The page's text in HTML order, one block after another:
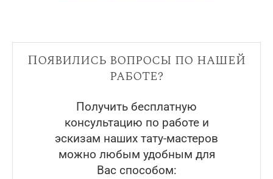
Появились вопросы по нашей
работе?
Получить бесплатную
консультацию по работе и
эскизам наших тату-мастеров
можно любым удобным для
Вас способом: